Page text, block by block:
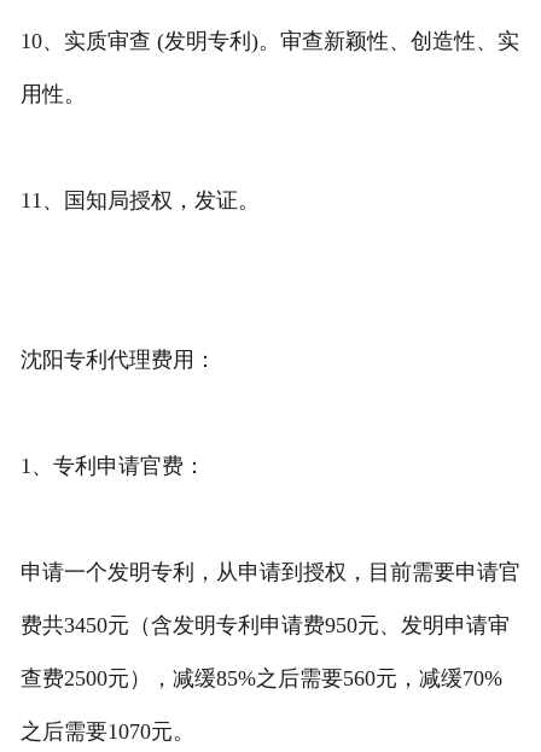
10、实质审查 (发明专利)。审查新颖性、创造性、实
用性。
11、国知局授权，发证。
沈阳专利代理费用：
1、专利申请官费：
申请一个发明专利，从申请到授权，目前需要申请官
费共3450元（含发明专利申请费950元、发明申请审
查费2500元），减缓85%之后需要560元，减缓70%
之后需要1070元。